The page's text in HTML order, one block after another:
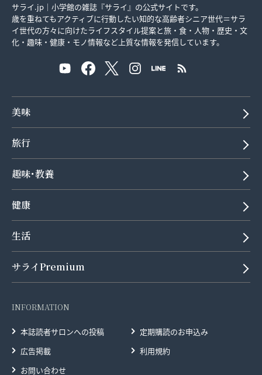
サライ.jp｜小学館の雑誌『サライ』の公式サイトです。
歳を重ねてもアクティブに行動したい知的な高齢者シニア世代＝サラ
イ世代の方々に向けたライフスタイル提案と旅・食・人物・歴史・文
化・趣味・健康・モノ情報など上質な情報を発信しています。
美味
旅行
趣味･教養
健康
生活
サライPremium
INFORMATION
本誌読者サロンへの投稿
定期購読のお申込み
広告掲載
利用規約
お問い合わせ